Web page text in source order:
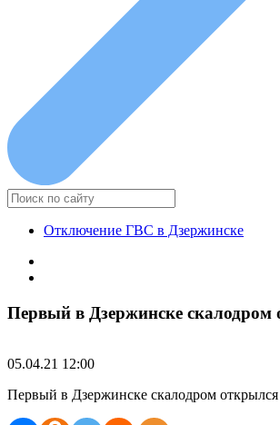
Отключение ГВС в Дзержинске
Первый в Дзержинске
05.04.21 12:00
Первый в Дзержинске скалодром